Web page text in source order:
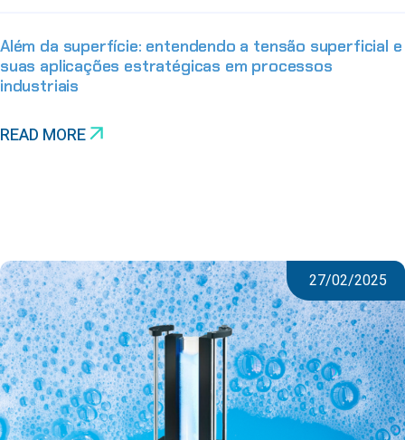
Além da superfície: entendendo a tensão superficial e
suas aplicações estratégicas em processos
industriais
READ MORE
27/02/2025